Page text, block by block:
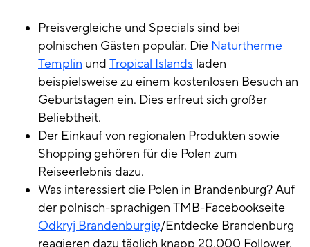
Preisvergleiche und Specials sind bei
polnischen Gästen populär. Die Naturtherme
Templin und Tropical Islands laden
beispielsweise zu einem kostenlosen Besuch an
Geburtstagen ein. Dies erfreut sich großer
Beliebtheit.
Der Einkauf von regionalen Produkten sowie
Shopping gehören für die Polen zum
Reiseerlebnis dazu.
Was interessiert die Polen in Brandenburg? Auf
der polnisch-sprachigen TMB-Facebookseite
Odkryj Brandenburgię/Entdecke Brandenburg